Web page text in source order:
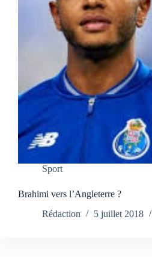
Sport
Brahimi vers l’Angleterre ?
Rédaction
5 juillet 2018